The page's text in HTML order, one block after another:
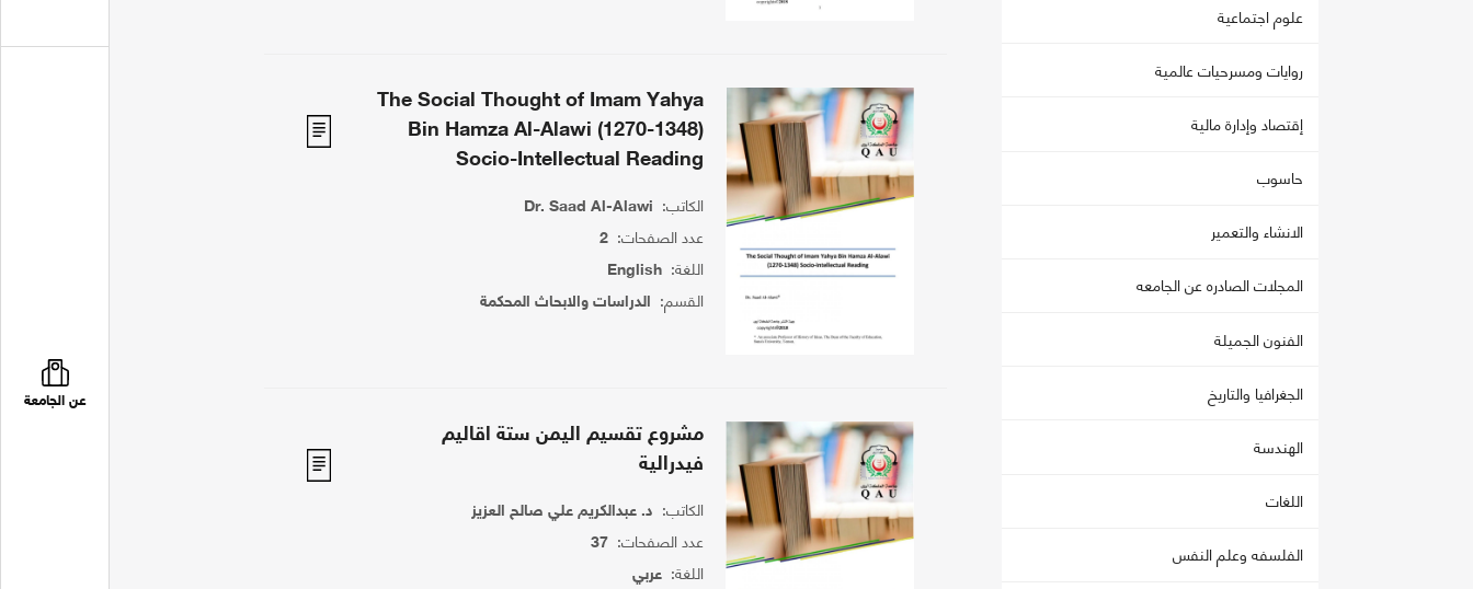
عن الجامعة
علوم اجتماعية
روايات ومسرحيات عالمية
إقتصاد وإدارة مالية
حاسوب
الانشاء والتعمير
المجلات الصادره عن الجامعه
الفنون الجميلة
الجغرافيا والتاريخ
الهندسة
اللغات
الفلسفه وعلم النفس
The Social Thought of Imam Yahya
Bin Hamza Al-Alawi (1270-1348)
Socio-Intellectual Reading
الكاتب: Dr. Saad Al-Alawi
عدد الصفحات:2
اللغة:English
القسم: الدراسات والابحاث المحكمة
مشروع تقسيم اليمن ستة اقاليم
فيدرالية
الكاتب: د. عبدالكريم علي صالح العزيز
عدد الصفحات:37
اللغة:عربي